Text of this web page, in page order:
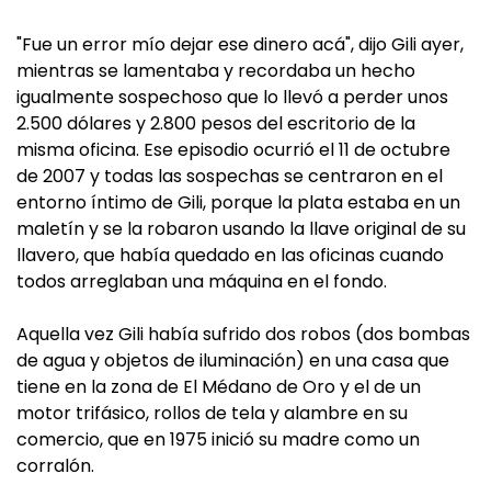
"Fue un error mío dejar ese dinero acá", dijo Gili ayer,
mientras se lamentaba y recordaba un hecho
igualmente sospechoso que lo llevó a perder unos
2.500 dólares y 2.800 pesos del escritorio de la
misma oficina. Ese episodio ocurrió el 11 de octubre
de 2007 y todas las sospechas se centraron en el
entorno íntimo de Gili, porque la plata estaba en un
maletín y se la robaron usando la llave original de su
llavero, que había quedado en las oficinas cuando
todos arreglaban una máquina en el fondo.
Aquella vez Gili había sufrido dos robos (dos bombas
de agua y objetos de iluminación) en una casa que
tiene en la zona de El Médano de Oro y el de un
motor trifásico, rollos de tela y alambre en su
comercio, que en 1975 inició su madre como un
corralón.